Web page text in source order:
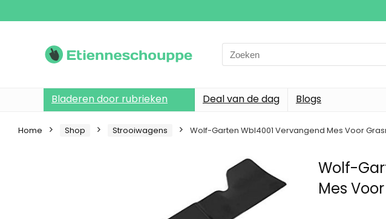
Search
for:
Bladeren door rubrieken Deal van de dag Blogs
Home Shop Strooiwagens Wolf-Garten Wbl4001 Vervangend Mes Voor
Wolf-
Mes